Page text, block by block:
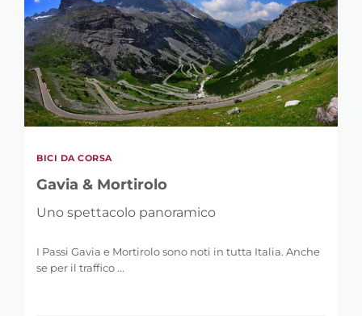
BICI DA CORSA
Gavia & Mortirolo
Uno spettacolo panoramico
I Passi Gavia e Mortirolo sono noti in tutta Italia. Anche
se per il traffico ...